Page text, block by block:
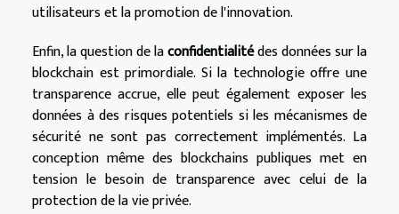
utilisateurs et la promotion de l'innovation.
Enfin, la question de laconfidentialitédes données sur la
blockchain est primordiale. Si la technologie offre une
transparence accrue, elle peut également exposer les
données à des risques potentiels si les mécanismes de
sécurité ne sont pas correctement implémentés. La
conception même des blockchains publiques met en
tension le besoin de transparence avec celui de la
protection de la vie privée.